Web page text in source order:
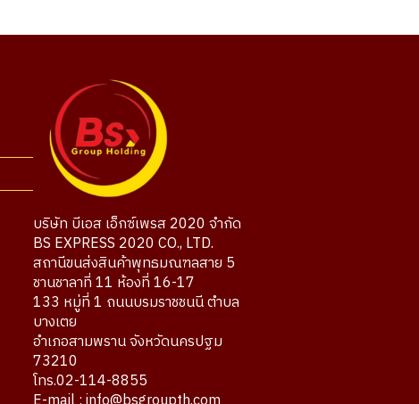
บริษัท บีเอส เอ็กซ์เพรส 2020 จำกัด
BS EXPRESS 2020 CO., LTD.
สถานีขนส่งสินค้าพุทธมณฑลสาย 5
ชานชาลาที่ 11 ห้องที่ 16-17
133 หมู่ที่ 1 ถนนบรมราชชนนี ตำบล
บางเตย
อำเภอสามพราน จังหวัดนครปฐม
73210
โทร.02-114-8855